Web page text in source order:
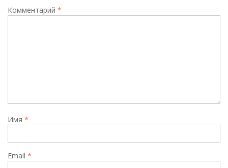
Комментарий *
Имя *
Email *